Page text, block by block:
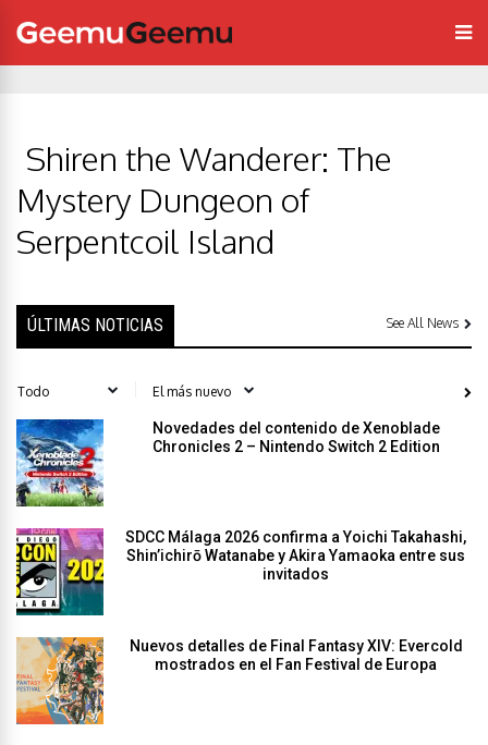
Shiren the Wanderer: The
Mystery Dungeon of
Serpentcoil Island
ÚLTIMAS NOTICIAS See All News
Novedades del contenido de Xenoblade
Chronicles 2 – Nintendo Switch 2 Edition
SDCC Málaga 2026 confirma a Yoichi Takahashi,
Shin’ichirō Watanabe y Akira Yamaoka entre sus
invitados
Nuevos detalles de Final Fantasy XIV: Evercold
mostrados en el Fan Festival de Europa